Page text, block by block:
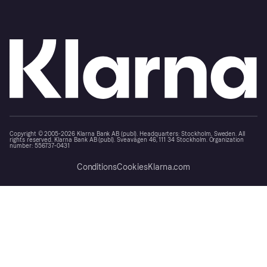
Copyright © 2005-2026 Klarna Bank AB (publ). Headquarters: Stockholm, Sweden. All
rights reserved. Klarna Bank AB (publ). Sveavägen 46, 111 34 Stockholm. Organization
number: 556737-0431
ConditionsCookiesKlarna.com